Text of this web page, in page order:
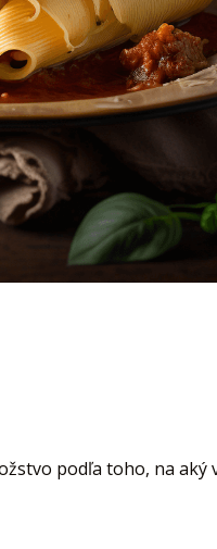
podľa toho, na